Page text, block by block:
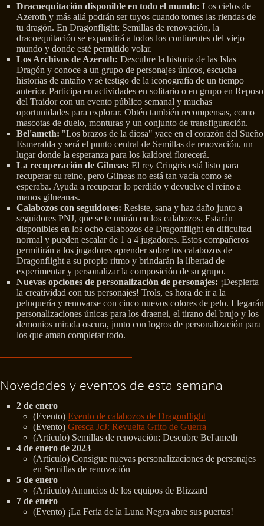
Dracoequitación disponible en todo el mundo: Los cielos de
Azeroth y más allá podrán ser tuyos cuando tomes las riendas de
tu dragón. En Dragonflight: Semillas de renovación, la
dracoequitación se expandirá a todos los continentes del viejo
mundo y donde esté permitido volar.
Los Archivos de Azeroth: Descubre la historia de las Islas
Dragón y conoce a un grupo de personajes únicos, escucha
historias de antaño y sé testigo de la iconografía de un tiempo
anterior. Participa en actividades en solitario o en grupo en Reposo
del Traidor con un evento público semanal y muchas
oportunidades para explorar. Obtén también recompensas, como
mascotas de duelo, monturas y un conjunto de transfiguración.
Bel'ameth: "Los brazos de la diosa" yace en el corazón del Sueño
Esmeralda y será el punto central de Semillas de renovación, un
lugar donde la esperanza para los kaldorei florecerá.
La recuperación de Gilneas: El rey Cringris está listo para
recuperar su reino, pero Gilneas no está tan vacía como se
esperaba. Ayuda a recuperar lo perdido y devuelve el reino a
manos gilneanas.
Calabozos con seguidores: Resiste, sana y haz daño junto a
seguidores PNJ, que se te unirán en los calabozos. Estarán
disponibles en los ocho calabozos de Dragonflight en dificultad
normal y pueden escalar de 1 a 4 jugadores. Estos compañeros
permitirán a los jugadores aprender sobre los calabozos de
Dragonflight a su propio ritmo y brindarán la libertad de
experimentar y personalizar la composición de su grupo.
Nuevas opciones de personalización de personajes: ¡Despierta
la creatividad con tus personajes! Trols, es hora de ir a la
peluquería y renovarse con cinco nuevos colores de pelo. Llegarán
personalizaciones únicas para los draenei, el tirano del brujo y los
demonios mirada oscura, junto con logros de personalización para
los que aman completar todo.
Novedades y eventos de esta semana
2 de enero
(Evento) Evento de calabozos de Dragonflight
(Evento) Gresca JcJ: Revuelta Grito de Guerra
(Artículo) Semillas de renovación: Descubre Bel'ameth
4 de enero de 2023
(Artículo) Consigue nuevas personalizaciones de personajes
en Semillas de renovación
5 de enero
(Artículo) Anuncios de los equipos de Blizzard
7 de enero
(Evento) ¡La Feria de la Luna Negra abre sus puertas!